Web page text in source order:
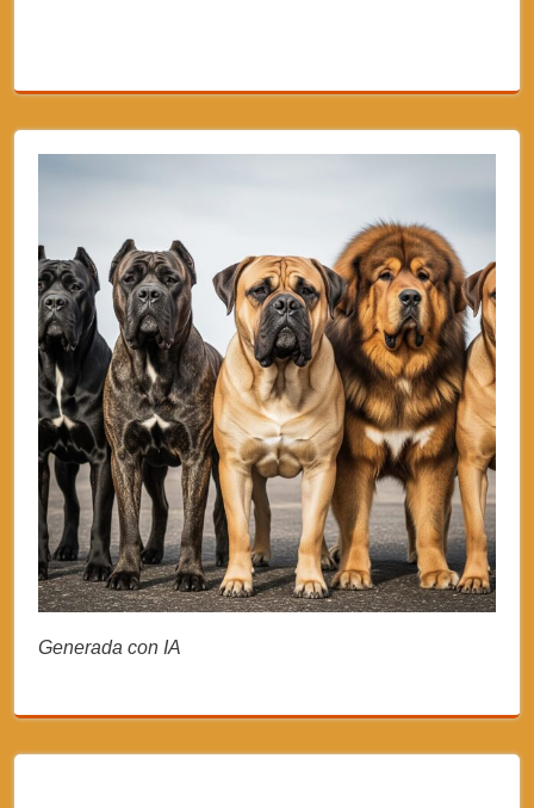
Generada con IA